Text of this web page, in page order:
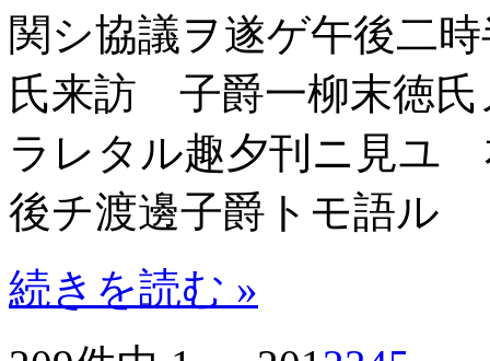
関シ協議ヲ遂ゲ午後二
氏来訪 子爵一柳末徳氏
ラレタル趣夕刊ニ見
後チ渡邊子爵トモ語ル
続きを読む »